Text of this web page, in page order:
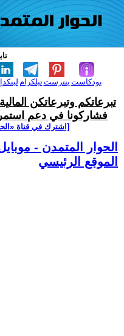
تيلكرامبنترست بودكاست
تبرعاتكم وتبرعاتكن
فشاركونا في دعم
[اشترك في قناة
الحوار المتمدن -
الموقع الرئيسي